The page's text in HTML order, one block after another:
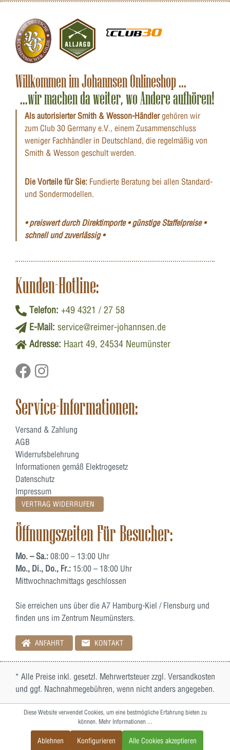
Willkommen im Johannsen Onlineshop ...
...wir machen da weiter, wo Andere aufhören!
Als autorisierter Smith & Wesson-Händlergehören wir
zum Club 30 Germany e.V., einem Zusammenschluss
weniger Fachhändler in Deutschland, die regelmäßig von
Smith & Wesson geschult werden.
Die Vorteile für Sie: Fundierte Beratung bei allen Standard-
und Sondermodellen.
• preiswert durch Direktimporte • günstige Staffelpreise •
schnell und zuverlässig •
Kunden-Hotline:
Telefon: +49 4321 / 27 58
E-Mail: service@reimer-johannsen.de
Adresse: Haart 49, 24534 Neumünster
Service-Informationen:
Versand & Zahlung
AGB
Widerrufsbelehrung
Informationen gemäß Elektrogesetz
Datenschutz
Impressum
VERTRAG WIDERRUFEN
Öffnungszeiten Für Besucher:
Mo. – Sa.: 08:00 – 13:00 Uhr
Mo., Di., Do., Fr.: 15:00 – 18:00 Uhr
Mittwochnachmittags geschlossen
Sie erreichen uns über die A7 Hamburg-Kiel / Flensburg und
finden uns im Zentrum Neumünsters.
ANFAHRT KONTAKT
* Alle Preise inkl. gesetzl. Mehrwertsteuer zzgl. Versandkosten
und ggf. Nachnahmegebühren, wenn nicht anders angegeben.
Diese Website verwendet Cookies, um eine bestmögliche Erfahrung bieten zu
können. Mehr Informationen ...
Ablehnen Konfigurieren Alle Cookies akzeptieren